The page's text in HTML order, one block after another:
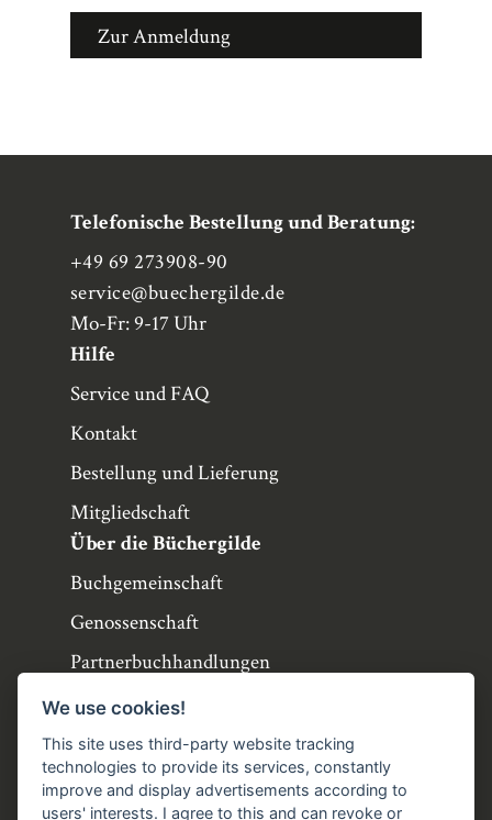
Zur Anmeldung
Telefonische Bestellung und Beratung:
+49 69 273908-90
service@buechergilde.de
Mo-Fr: 9-17 Uhr
Hilfe
Service und FAQ
Kontakt
Bestellung und Lieferung
Mitgliedschaft
Über die Büchergilde
Buchgemeinschaft
Genossenschaft
Partnerbuchhandlungen
Büchergilde online
Stellenangebote
Folgen Sie uns!
We use cookies!
This site uses third-party website tracking
technologies to provide its services, constantly
improve and display advertisements according to
users' interests. I agree to this and can revoke or